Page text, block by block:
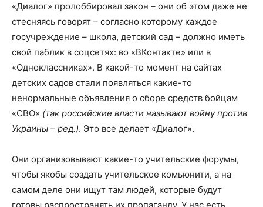
«Диалог» пролоббировал закон – они об этом даже не
стесняясь говорят – согласно которому каждое
госучреждение – школа, детский сад – должно иметь
свой паблик в соцсетях: во «ВКонтакте» или в
«Одноклассниках». В какой-то момент на сайтах
детских садов стали появляться какие-то
ненормальные объявления о сборе средств бойцам
«СВО» (так российские власти называют войну против
Украины – ред.). Это все делает «Диалог».
Они организовывают какие-то учительские форумы,
чтобы якобы создать учительское комьюнити, а на
самом деле они ищут там людей, которые будут